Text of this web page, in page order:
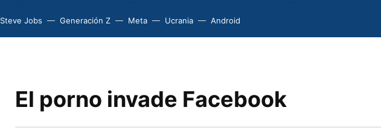
Steve Jobs Generación Z Meta Ucrania Android
El porno invade Facebook